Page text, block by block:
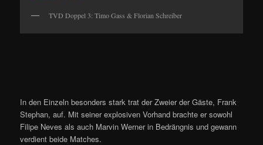
TVD Doppel 3: Timo Gass & Florian Schreiber
In den Einzeln besonders stark trat der Zweier der Gäste, Frank
Stephan, auf. Mit seiner explosiven Vorhand brachte er sowohl
Filipe Neves als auch Marvin Werner in Bedrängnis und gewann
verdient beide Matches.